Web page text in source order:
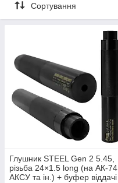
Сортування
Глушник STEEL Gen 2 5.45,
різьба 24×1.5 long (на АК-74,
АКСУ та ін.) + буфер віддачі